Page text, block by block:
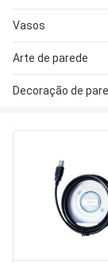
Vasos
Arte de parede
Decoração de